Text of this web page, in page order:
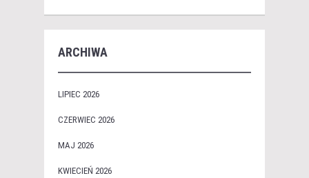
ARCHIWA
LIPIEC 2026
CZERWIEC 2026
MAJ 2026
KWIECIEŃ 2026